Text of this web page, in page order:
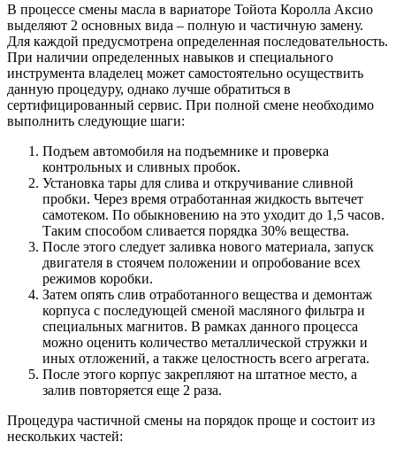
В процессе смены масла в вариаторе Тойота Королла Аксио
выделяют 2 основных вида – полную и частичную замену.
Для каждой предусмотрена определенная последовательность.
При наличии определенных навыков и специального
инструмента владелец может самостоятельно осуществить
данную процедуру, однако лучше обратиться в
сертифицированный сервис. При полной смене необходимо
выполнить следующие шаги:
Подъем автомобиля на подъемнике и проверка
контрольных и сливных пробок.
Установка тары для слива и откручивание сливной
пробки. Через время отработанная жидкость вытечет
самотеком. По обыкновению на это уходит до 1,5 часов.
Таким способом сливается порядка 30% вещества.
После этого следует заливка нового материала, запуск
двигателя в стоячем положении и опробование всех
режимов коробки.
Затем опять слив отработанного вещества и демонтаж
корпуса с последующей сменой масляного фильтра и
специальных магнитов. В рамках данного процесса
можно оценить количество металлической стружки и
иных отложений, а также целостность всего агрегата.
После этого корпус закрепляют на штатное место, а
залив повторяется еще 2 раза.
Процедура частичной смены на порядок проще и состоит из
нескольких частей: